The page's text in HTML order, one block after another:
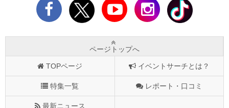
ページトップへ
TOPページ イベントサーチとは？
特集一覧 レポート・口コミ
最新ニュース